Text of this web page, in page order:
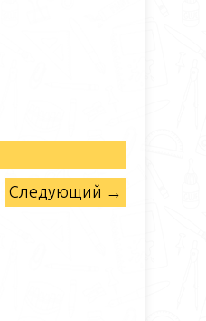
Следующий →